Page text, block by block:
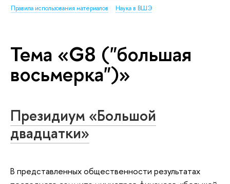
Правила использования материалов
Наука в ВШЭ
Тема «G8 ("большая
восьмерка")»
Президиум «Большой
двадцатки»
В представленных общественности результатах